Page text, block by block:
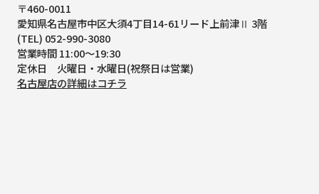
〒460-0011
愛知県名古屋市中区大須4丁目14-61リード上前津Ⅱ 3階
(TEL) 052-990-3080
営業時間 11:00～19:30
定休日 火曜日・水曜日(祝祭日は営業)
名古屋店の詳細はコチラ